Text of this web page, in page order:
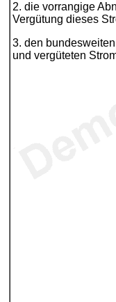
2. die vorrangige
Vergütung dieses
3. den
und vergüteten